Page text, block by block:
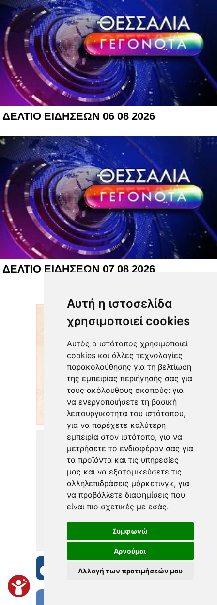
Αυτή η ιστοσελίδα
χρησιμοποιεί cookies
Αυτός ο ιστότοπος χρησιμοποιεί
cookies και άλλες τεχνολογίες
παρακολούθησης για τη βελτίωση
της εμπειρίας περιήγησής σας για
τους ακόλουθους σκοπούς: για
να ενεργοποιήσετε τη βασική
λειτουργικότητα του ιστότοπου,
για να παρέχετε καλύτερη
εμπειρία στον ιστότοπο, για να
μετρήσετε το ενδιαφέρον σας για
τα προϊόντα και τις υπηρεσίες
μας και να εξατομικεύσετε τις
αλληλεπιδράσεις μάρκετινγκ, για
να προβάλλετε διαφημίσεις που
είναι πιο σχετικές με εσάς.
Συμφωνώ
Αρνούμαι
Αλλαγή των προτιμήσεών μου
ΔΕΛΤΙΟ ΕΙΔΗΣΕΩΝ 06 08 2026
ΔΕΛΤΙΟ ΕΙΔΗΣΕΩΝ 07 08 2026